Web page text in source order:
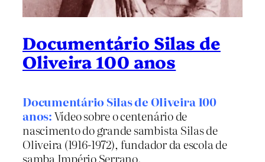
Documentário Silas de
Oliveira 100 anos
Documentário Silas de Oliveira 100
anos:Vídeo sobre o centenário de
nascimento do grande sambista Silas de
Oliveira (1916-1972), fundador da escola de
samba Império Serrano.